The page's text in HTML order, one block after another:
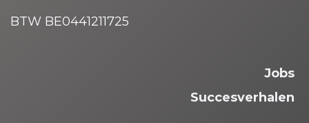
BTW BE0441211725
Jobs
Succesverhalen